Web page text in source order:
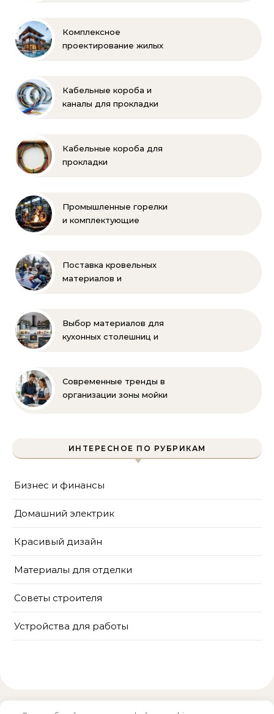
Комплексное
проектирование жилых
Кабельные короба и
каналы для прокладки
Кабельные короба для
прокладки
Промышленные горелки
и комплектующие
Поставка кровельных
материалов и
Выбор материалов для
кухонных столешниц и
Современные тренды в
организации зоны мойки
ИНТЕРЕСНОЕ ПО РУБРИКАМ
Бизнес и финансы
Домашний электрик
Красивый дизайн
Материалы для отделки
Советы строителя
Устройства для работы